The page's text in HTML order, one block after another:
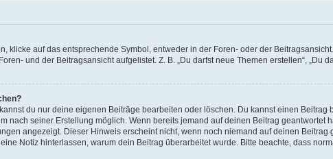
klicke auf das entsprechende Symbol, entweder in der Foren- oder der
und der Beitragsansicht aufgelistet. Z. B. „Du darfst neue Themen erstellen“, „Du
du nur deine eigenen Beiträge bearbeiten oder löschen. Du kannst einen
nach seiner Erstellung möglich. Wenn bereits jemand auf deinen Beitrag
angezeigt. Dieser Hinweis erscheint nicht, wenn noch niemand auf deinen
Notiz hinterlassen, warum dein Beitrag überarbeitet wurde. Bitte beachte, dass